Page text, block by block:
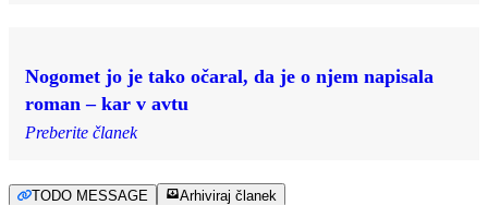
Nogomet jo je tako očaral, da je o njem napisala
roman – kar v avtu
Preberite članek
TODO MESSAGE Arhiviraj članek